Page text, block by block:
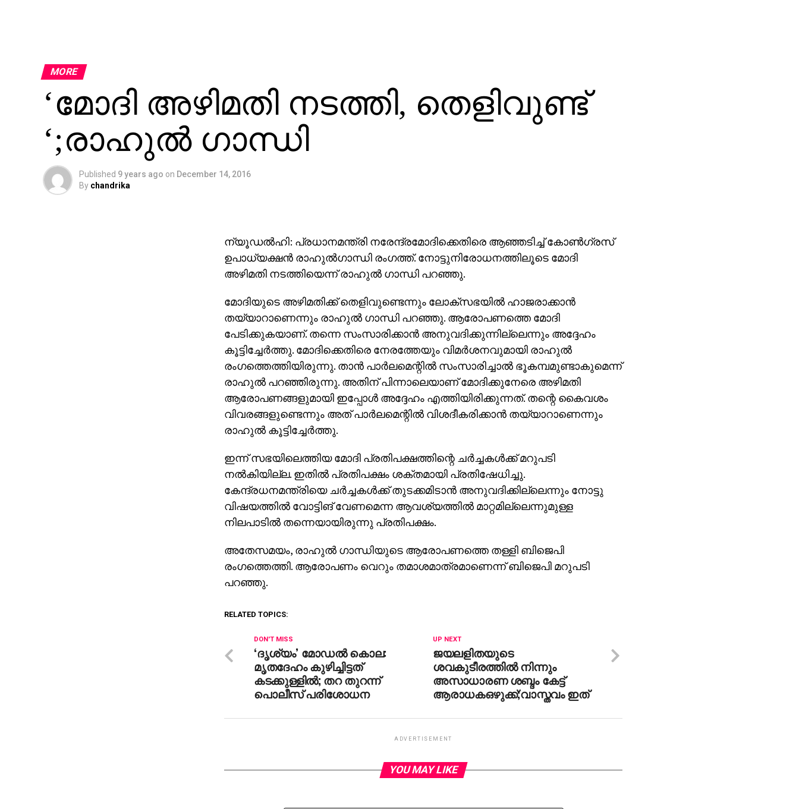
MORE
‘മോദി അഴിമതി നടത്തി, തെളിവുണ്ട്
‘;രാഹുല്‍ ഗാന്ധി
Published 9 years ago on December 14, 2016
By chandrika
ന്യൂഡല്‍ഹി: പ്രധാനമന്ത്രി നരേന്ദ്രമോദിക്കെതിരെ ആഞ്ഞടിച്ച് കോണ്‍ഗ്രസ്
ഉപാധ്യക്ഷന്‍ രാഹുല്‍ഗാന്ധി രംഗത്ത്. നോട്ടുനിരോധനത്തിലൂടെ മോദി
അഴിമതി നടത്തിയെന്ന് രാഹുല്‍ ഗാന്ധി പറഞ്ഞു.
മോദിയുടെ അഴിമതിക്ക് തെളിവുണ്ടെന്നും ലോക്‌സഭയില്‍ ഹാജരാക്കാന്‍
തയ്യാറാണെന്നും രാഹുല്‍ ഗാന്ധി പറഞ്ഞു. ആരോപണത്തെ മോദി
പേടിക്കുകയാണ്. തന്നെ സംസാരിക്കാന്‍ അനുവദിക്കുന്നില്ലെന്നും അദ്ദേഹം
കൂട്ടിച്ചേര്‍ത്തു. മോദിക്കെതിരെ നേരത്തേയും വിമര്‍ശനവുമായി രാഹുല്‍
രംഗത്തെത്തിയിരുന്നു. താന്‍ പാര്‍ലമെന്റില്‍ സംസാരിച്ചാല്‍ ഭൂകമ്പമുണ്ടാകുമെന്ന്
രാഹുല്‍ പറഞ്ഞിരുന്നു. അതിന് പിന്നാലെയാണ് മോദിക്കുനേരെ അഴിമതി
ആരോപണങ്ങളുമായി ഇപ്പോള്‍ അദ്ദേഹം എത്തിയിരിക്കുന്നത്. തന്റെ കൈവശം
വിവരങ്ങളുണ്ടെന്നും അത് പാര്‍ലമെന്റില്‍ വിശദീകരിക്കാന്‍ തയ്യാറാണെന്നും
രാഹുല്‍ കൂട്ടിച്ചേര്‍ത്തു.
ഇന്ന് സഭയിലെത്തിയ മോദി പ്രതിപക്ഷത്തിന്റെ ചര്‍ച്ചകള്‍ക്ക് മറുപടി
നല്‍കിയില്ല. ഇതില്‍ പ്രതിപക്ഷം ശക്തമായി പ്രതിഷേധിച്ചു.
കേന്ദ്രധനമന്ത്രിയെ ചര്‍ച്ചകള്‍ക്ക് തുടക്കമിടാന്‍ അനുവദിക്കില്ലെന്നും നോട്ടു
വിഷയത്തില്‍ വോട്ടിങ് വേണമെന്ന ആവശ്യത്തില്‍ മാറ്റമില്ലെന്നുമുള്ള
നിലപാടില്‍ തന്നെയായിരുന്നു പ്രതിപക്ഷം.
അതേസമയം, രാഹുല്‍ ഗാന്ധിയുടെ ആരോപണത്തെ തള്ളി ബിജെപി
രംഗത്തെത്തി. ആരോപണം വെറും തമാശമാത്രമാണെന്ന് ബിജെപി മറുപടി
പറഞ്ഞു.
RELATED TOPICS:
UP NEXT
ജയലളിതയുടെ
ശവകുടീരത്തില്‍ നിന്നും
അസാധാരണ ശബ്ദം കേട്ട്
ആരാധകഒഴുക്ക്;വാസ്തവം ഇത്
DON'T MISS
‘ദൃശ്യം’ മോഡല്‍ കൊല:
മൃതദേഹം കുഴിച്ചിട്ടത്
കടക്കുള്ളില്‍; തറ തുറന്ന്
പൊലീസ് പരിശോധന
ADVERTISEMENT
YOU MAY LIKE